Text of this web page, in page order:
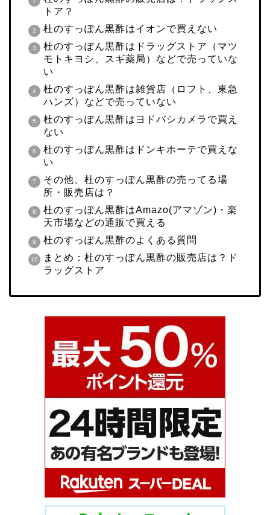
トア？
杜のすっぽん黒酢はイオンで買えない
杜のすっぽん黒酢はドラッグストア（マツ
モトキヨシ、スギ薬局）などで売っていな
い
杜のすっぽん黒酢は雑貨店（ロフト、東急
ハンズ）などで売っていない
杜のすっぽん黒酢はヨドバシカメラで買え
ない
杜のすっぽん黒酢はドンキホーテで買えな
い
その他、杜のすっぽん黒酢の売ってる場
所・販売店は？
杜のすっぽん黒酢はAmazo(アマゾン)・楽
天市場などの通販で買える
杜のすっぽん黒酢のよくある質問
まとめ：杜のすっぽん黒酢の販売店は？ド
ラッグストア